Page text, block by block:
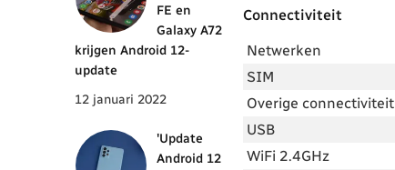
FE en
Galaxy A72
krijgen Android 12-
update
12 januari 2022
'Update
Android 12
Connectiviteit
Netwerken
SIM
Overige connectiviteit
USB
WiFi 2.4GHz